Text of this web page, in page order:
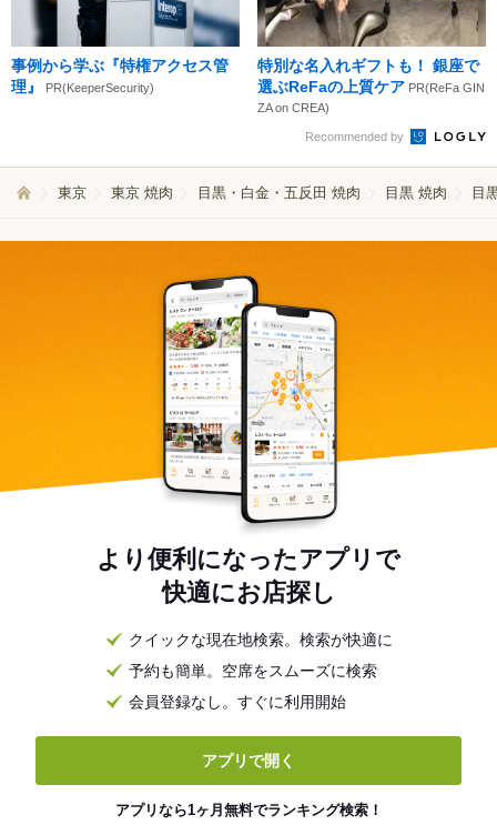
事例から学ぶ『特権アクセス管
理』
PR(KeeperSecurity)
特別な名入れギフトも！ 銀座で
選ぶReFaの上質ケア PR(ReFa GIN
ZA on CREA)
Recommended by
東京 東京 焼肉 目黒・白金・五反田 焼肉 目黒 焼肉 目
より便利になったアプリで
快適にお店探し
クイックな現在地検索。検索が快適に
予約も簡単。空席をスムーズに検索
会員登録なし。すぐに利用開始
アプリで開く
アプリなら1ヶ月無料でランキング検索！